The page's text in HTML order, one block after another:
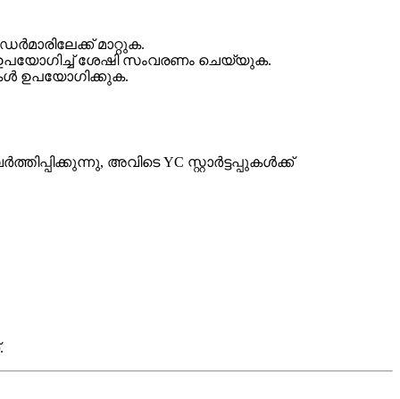
മാറ്റുക.
ശേഷി സംവരണം ചെയ്യുക.
ഉപയോഗിക്കുക.
അവിടെ YC സ്റ്റാർട്ടപ്പുകൾക്ക്